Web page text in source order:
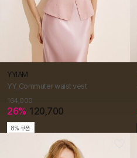
YYIAM
YY_Commuter waist vest
164,000
26% 120,700
8% 쿠폰